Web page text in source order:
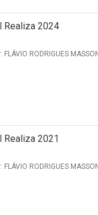
Realiza 2024
FLÁVIO RODRIGUES
Realiza 2021
FLÁVIO RODRIGUES